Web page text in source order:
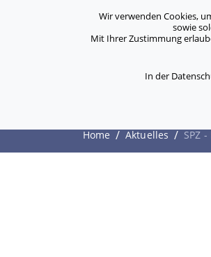
Standorte Jobs /
ASB Bonn/Rhein-Sieg/Eifel e.V.
SPZ -
Home / Aktuelles / SPZ
Wir verwenden Cookies,
sowie
Mit Ihrer Zustimmung
In der